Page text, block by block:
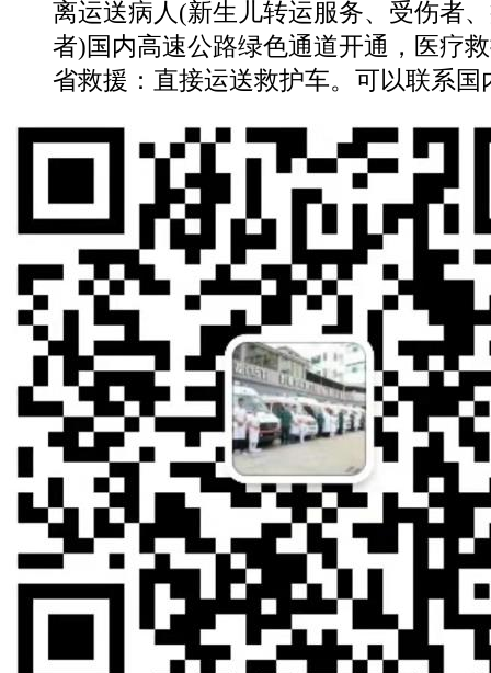
离运送病人(新生儿转运服务、受伤者
者)国内高速公路绿色通道开通，医疗
省救援：直接运送救护车。可以联系国